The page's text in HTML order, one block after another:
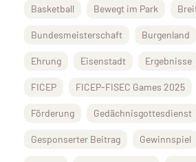
Basketball Bewegt im Park
Bundesmeisterschaft Burgenland
Ehrung Eisenstadt Ergebnisse
FICEP FICEP-FISEC Games 2025
Förderung Gedächnisgottesdienst
Gesponserter Beitrag Gewinnspiel